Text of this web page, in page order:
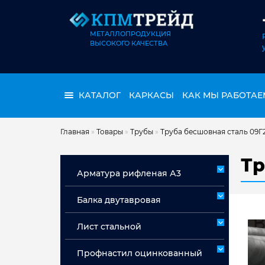
МЕТАЛЛОПРОДУКЦИЯ
ВЫСОКОГО КАЧЕСТВА
КАТАЛОГ КАРКАСЫ КАК МЫ
Главная » Товары » Трубы » Труба бесшовная сталь
Арматура рифленая А3
Арматура мерная А3
Балка двутавровая
Лист стальной
Профнастил оцинкованный